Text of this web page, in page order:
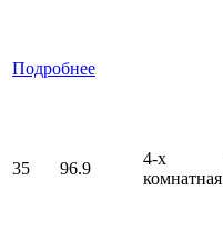
Подробнее
35 96.9
4-x
комнатная